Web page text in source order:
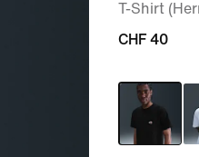
T-Shirt
CHF 40